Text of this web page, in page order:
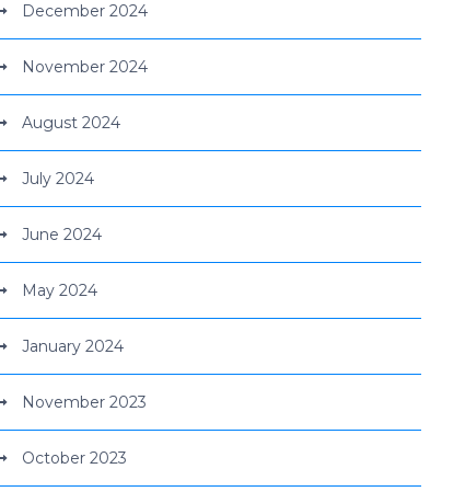
December 2024
November 2024
August 2024
July 2024
June 2024
May 2024
January 2024
November 2023
October 2023